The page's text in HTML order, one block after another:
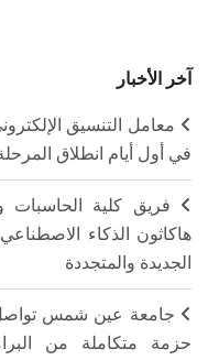
آخر الأخبار
في أول أيام انطلاق
فريق كلية الحاسبات
هاكاثون الذكاء
الجديدة والمتجددة
جامعة عين شمس تواصل
حزمة متكاملة من